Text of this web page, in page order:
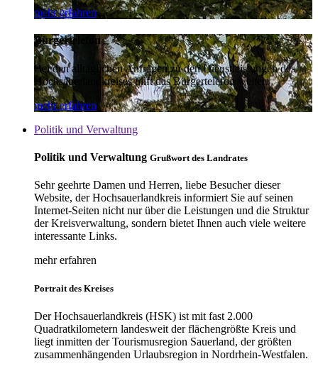
mehr erfahren
Bürgertelefon
Bei den alltäglichen Anfragen zu den Dienstleistungen des
Hochsauerlandkreises hilft das Bürgertelefon weiter.
mehr erfahren
Politik und Verwaltung
Politik und Verwaltung Grußwort des Landrates
Sehr geehrte Damen und Herren, liebe Besucher dieser
Website, der Hochsauerlandkreis informiert Sie auf seinen
Internet-Seiten nicht nur über die Leistungen und die Struktur
der Kreisverwaltung, sondern bietet Ihnen auch viele weitere
interessante Links.
mehr erfahren
Portrait des Kreises
Der Hochsauerlandkreis (HSK) ist mit fast 2.000
Quadratkilometern landesweit der flächengrößte Kreis und
liegt inmitten der Tourismusregion Sauerland, der größten
zusammenhängenden Urlaubsregion in Nordrhein-Westfalen.